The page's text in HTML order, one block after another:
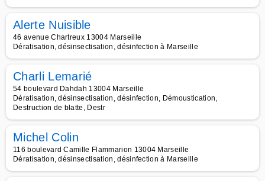
Alerte Nuisible
46 avenue Chartreux 13004 Marseille
Dératisation, désinsectisation, désinfection à Marseille
Charli Lemarié
54 boulevard Dahdah 13004 Marseille
Dératisation, désinsectisation, désinfection, Démoustication,
Destruction de blatte, Destr
Michel Colin
116 boulevard Camille Flammarion 13004 Marseille
Dératisation, désinsectisation, désinfection à Marseille